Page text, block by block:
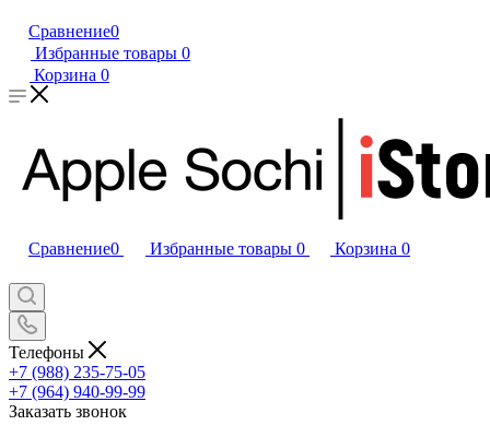
Сравнение0
Избранные товары 0
Корзина 0
Сравнение0 Избранные товары 0 Корзина 0
Телефоны
+7 (988) 235-75-05
+7 (964) 940-99-99
Заказать звонок